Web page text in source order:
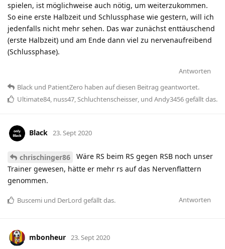
spielen, ist möglichweise auch nötig, um weiterzukommen.
So eine erste Halbzeit und Schlussphase wie gestern, will ich
jedenfalls nicht mehr sehen. Das war zunächst enttäuschend
(erste Halbzeit) und am Ende dann viel zu nervenaufreibend
(Schlussphase).
Antworten
Black und PatientZero haben auf diesen Beitrag geantwortet.
Ultimate84, nuss47,Schluchtenscheisser, und Andy3456gefällt das.
Black 23. Sept 2020
chrischinger86
Wäre RS beim RS gegen RSB noch unser
Trainer gewesen, hätte er mehr rs auf das Nervenflattern
genommen.
Antworten
Buscemi und DerLord gefällt das.
mbonheur 23. Sept 2020